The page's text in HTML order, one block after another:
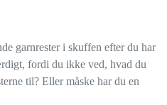
garnrester i skuffen efter du har
fordi du ikke ved, hvad du
til? Eller måske har du en